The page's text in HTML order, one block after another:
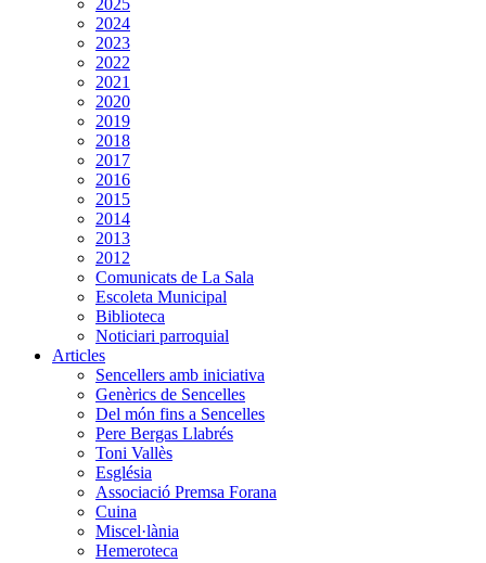
2024
2023
2022
2021
2020
2019
2018
2017
2016
2015
2014
2013
2012
Comunicats de La Sala
Escoleta Municipal
Biblioteca
Noticiari parroquial
Articles
Sencellers amb iniciativa
Genèrics de Sencelles
Del món fins a Sencelles
Pere Bergas Llabrés
Toni Vallès
Església
Associació Premsa Forana
Cuina
Miscel·lània
Hemeroteca